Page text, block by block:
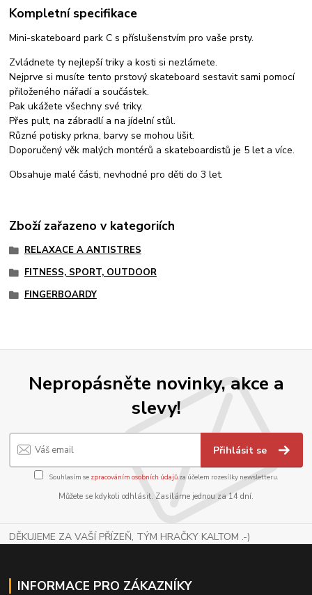
Kompletní specifikace
Mini-skateboard park C s příslušenstvím pro vaše prsty.
Zvládnete ty nejlepší triky a kosti si nezlámete.
Nejprve si musíte tento prstový skateboard sestavit sami pomocí
přiloženého nářadí a součástek.
Pak ukážete všechny své triky.
Přes pult, na zábradlí a na jídelní stůl.
Různé potisky prkna, barvy se mohou lišit.
Doporučený věk malých montérů a skateboardistů je 5 let a více.
Obsahuje malé části, nevhodné pro děti do 3 let.
Zboží zařazeno v kategoriích
RELAXACE A ANTISTRES
FITNESS, SPORT, OUTDOOR
FINGERBOARDY
Nepropásněte novinky, akce a
slevy!
Přihlásit se
Souhlasím se zpracováním osobních údajůza účelem rozesílky newsletteru.
Můžete se kdykoli odhlásit. Zasíláme jednou za 14 dní.
DĚKUJEME ZA VAŠÍ PŘÍZEŇ, TÝM HRAČKY KALTOM .-)
INFORMACE PRO ZÁKAZNÍKY